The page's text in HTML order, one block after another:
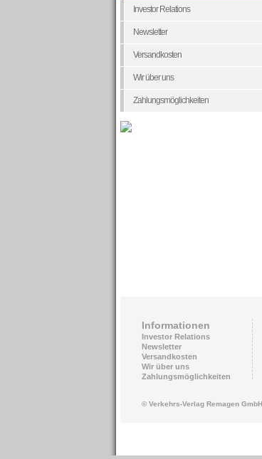
Investor Relations
Newsletter
Versandkosten
Wir über uns
Zahlungsmöglichkeiten
Informationen
Investor Relations
Newsletter
Versandkosten
Wir über uns
Zahlungsmöglichkeiten
© Verkehrs-Verlag Remagen GmbH